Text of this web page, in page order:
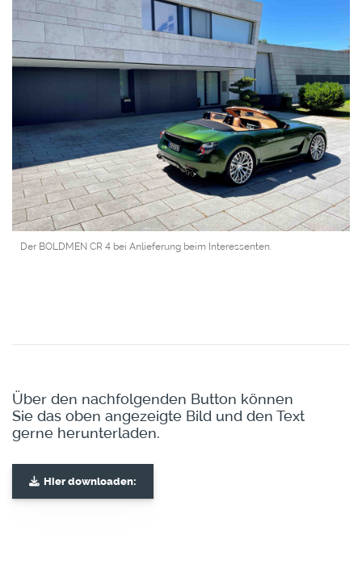
Der BOLDMEN CR 4 bei Anlieferung beim Interessenten.
Über den nachfolgenden Button können
Sie das oben angezeigte Bild und den Text
gerne herunterladen.
Hier downloaden: